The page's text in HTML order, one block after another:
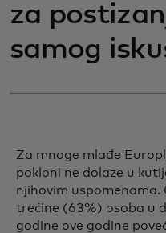
za
samog
Za mnoge mlađe
pokloni ne dolaze u
njihovim uspomenama.
trećine (63%) osoba u
godine ove godine